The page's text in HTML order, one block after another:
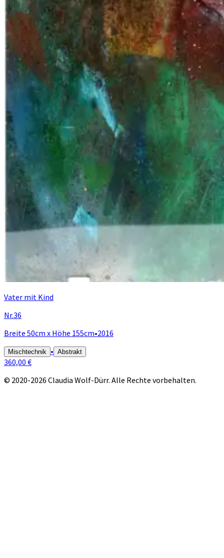
Vater mit Kind
Nr.36
Breite 50cm x Höhe 155cm•2016
Mischtechnik • Abstrakt
360,00 €
© 2020-2026 Claudia Wolf-Dürr. Alle Rechte vorbehalten.